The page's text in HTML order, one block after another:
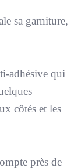
sa garniture,
adhésive qui
côtés et les
près de